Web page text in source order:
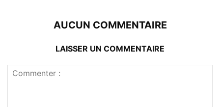
AUCUN COMMENTAIRE
LAISSER UN COMMENTAIRE